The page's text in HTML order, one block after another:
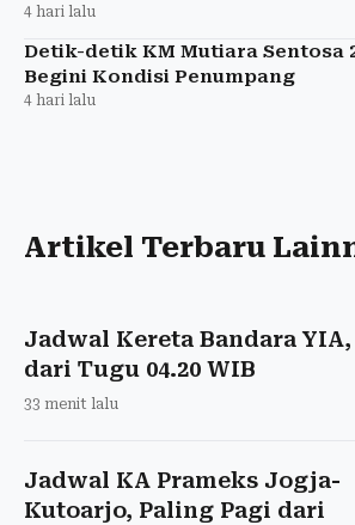
4 hari lalu
Detik-detik KM Mutiara Sentosa
Begini Kondisi Penumpang
4 hari lalu
Artikel Terbaru
Jadwal Kereta Bandara YIA,
dari Tugu 04.20 WIB
33 menit lalu
Jadwal KA Prameks Jogja-
Kutoarjo, Paling Pagi dari